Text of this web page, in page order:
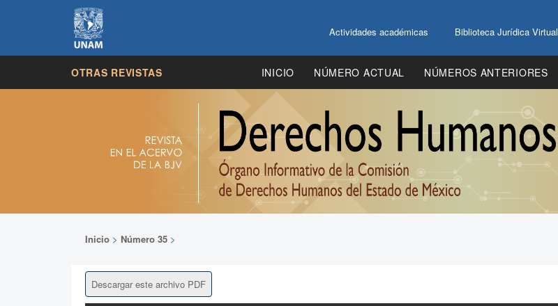
Actividades académicas Biblioteca Jurídica Virtual
OTRAS REVISTAS INICIO NÚMERO ACTUAL NÚMEROS ANTERIORES
Inicio > Número 35 >
Descargar este archivo PDF